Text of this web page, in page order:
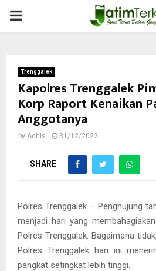
PRIMARY
Trenggalek
Kapolres Trenggalek
Korp Raport Kenaikan
Anggotanya
by Adhis 31/12/2022
SHARE
Polres Trenggalek – Penghujung
menjadi hari yang
Polres Trenggalek. Bagaimana
Polres Trenggalek hari ini
pangkat setingkat lebih tinggi.